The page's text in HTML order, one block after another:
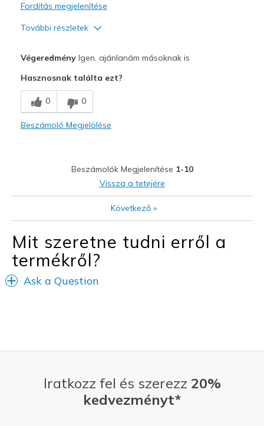
Fordítás megjelenítése
További részletek
Breathe Well
Comfortable
Casual Wear
Travel
Width
Feels true to width
Sizing
Feels true to size
View On Shoes
Shoes are for Wearing
VégeredményIgen, ajánlanám másoknak is
Hasznosnak találta ezt?
0 0
Beszámoló Megjelölése
Beszámolók Megjelenítése 1-10
Vissza a tetejére
Következő»
Mit szeretne tudni erről a
termékről?
Ask a Question
Iratkozz fel és szerezz 20%
kedvezményt*